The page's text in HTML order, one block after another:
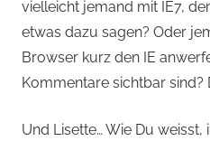
vielleicht jemand mit IE7,
etwas dazu sagen? Oder
Browser kurz den IE
Kommentare sichtbar sind?
Und Lisette… Wie Du